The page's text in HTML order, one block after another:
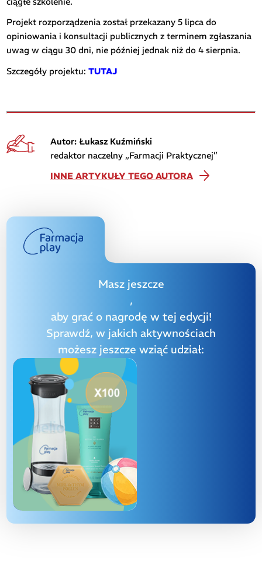
Projekt rozporządzenia został przekazany 5 lipca do
opiniowania i konsultacji publicznych z terminem zgłaszania
uwag w ciągu 30 dni, nie później jednak niż do 4 sierpnia.
Szczegóły projektu:TUTAJ
Autor: Łukasz Kuźmiński
redaktor naczelny „Farmacji Praktycznej”
INNE ARTYKUŁY TEGO AUTORA
Masz jeszcze
,
aby grać o nagrodę w tej edycji!
Sprawdź, w jakich aktywnościach
możesz jeszcze wziąć udział: